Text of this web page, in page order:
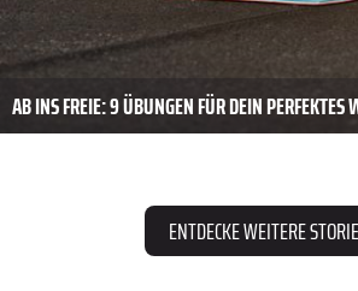
AB INS FREIE: 9 ÜBUNGEN FÜR DEIN PERFEKTES
ENTDECKE WEITERE